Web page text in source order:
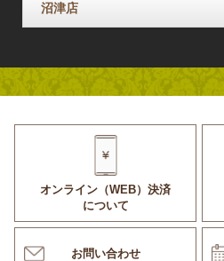
沼津店
オンライン（WEB）決済
について
お問い合わせ